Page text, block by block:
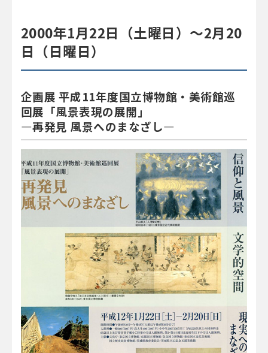
2000年1月22日（土曜日）～2月20
日（日曜日）
企画展 平成11年度国立博物館・美術館巡
回展「風景表現の展開」
―再発見 風景へのまなざし―